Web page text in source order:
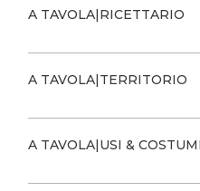
A TAVOLA|RICETTARIO
A TAVOLA|TERRITORIO
A TAVOLA|USI & COSTUMI